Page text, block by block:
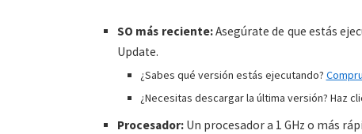
SO más reciente:Asegúrate de que estás
Update.
¿Sabes qué versión estás ejecutando?
¿Necesitas descargar la última versión? Haz
Procesador: Un procesador a 1 GHz o más